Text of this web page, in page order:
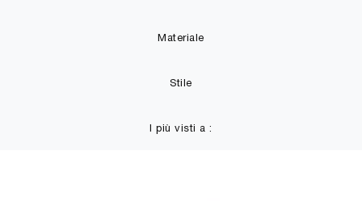
Materiale
Stile
I più visti a :